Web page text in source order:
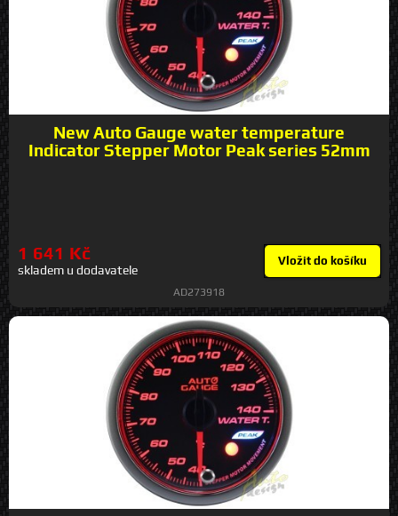
New Auto Gauge water temperature
Indicator Stepper Motor Peak series 52mm
1 641 Kč
skladem u dodavatele
Vložit do košíku
AD273918